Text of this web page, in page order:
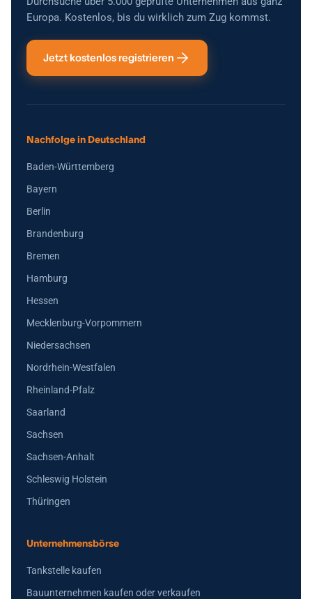
Europa. Kostenlos, bis du wirklich zum Zug kommst.
Jetzt kostenlos registrieren
Nachfolge in Deutschland
Baden-Württemberg
Bayern
Berlin
Brandenburg
Bremen
Hamburg
Hessen
Mecklenburg-Vorpommern
Niedersachsen
Nordrhein-Westfalen
Rheinland-Pfalz
Saarland
Sachsen
Sachsen-Anhalt
Schleswig Holstein
Thüringen
Unternehmensbörse
Tankstelle kaufen
Bauunternehmen kaufen oder verkaufen